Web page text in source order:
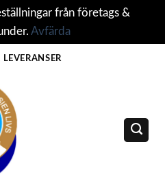
från företags &
Avfärda